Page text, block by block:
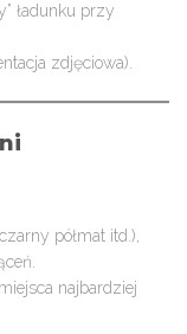
ładunku przy
zdjęciowa).
półmat itd.),
najbardziej